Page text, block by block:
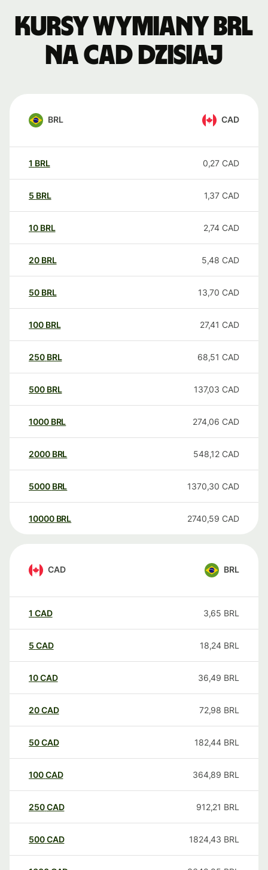
Kursy wymiany BRL
na CAD dzisiaj
BRL CAD
1 BRL 0,27 CAD
5 BRL 1,37 CAD
10 BRL 2,74 CAD
20 BRL 5,48 CAD
50 BRL 13,70 CAD
100 BRL 27,41 CAD
250 BRL 68,51 CAD
500 BRL 137,03 CAD
1000 BRL 274,06 CAD
2000 BRL 548,12 CAD
5000 BRL 1370,30 CAD
10000 BRL 2740,59 CAD
CAD BRL
1 CAD 3,65 BRL
5 CAD 18,24 BRL
10CAD 36,49 BRL
20CAD 72,98 BRL
50CAD 182,44 BRL
100CAD 364,89 BRL
250CAD 912,21 BRL
500CAD 1824,43 BRL